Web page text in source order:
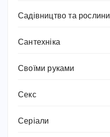
Садівництво та рослини
Сантехніка
Своїми руками
Секс
Серіали